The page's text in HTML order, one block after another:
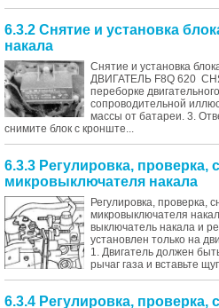
6.3.2 Снятие и установка
накала
Снятие и установка
ДВИГАТЕЛЬ F8Q 620
переборке
сопроводительной
массы от батареи. 3.
снимите блок с кронште...
6.3.3 Регулировка, проверка,
микровыключателя накала
Регулировка, проверка,
микровыключателя
выключатель накала и
установлен только на
1. Двигатель должен
рычаг газа и вставьте
6.3.4 Регулировка, проверка,